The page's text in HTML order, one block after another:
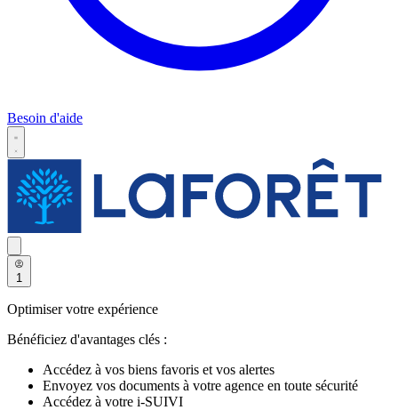
Besoin d'aide
1
Optimiser votre expérience
Bénéficiez d'avantages clés :
Accédez à vos biens favoris et vos alertes
Envoyez vos documents à votre agence en toute sécurité
Accédez à votre i-SUIVI